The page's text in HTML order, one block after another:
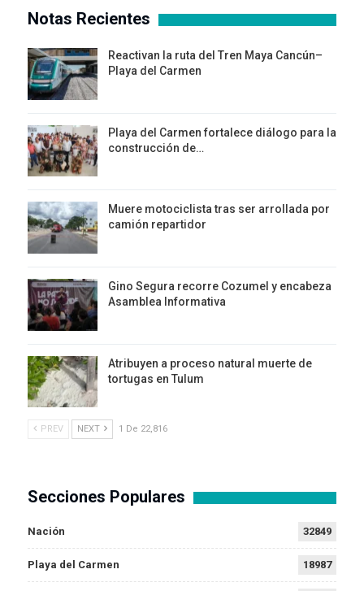
Notas Recientes
Reactivan la ruta del Tren Maya Cancún–
Playa del Carmen
Playa del Carmen fortalece diálogo para la
construcción de…
Muere motociclista tras ser arrollada por
camión repartidor
Gino Segura recorre Cozumel y encabeza
Asamblea Informativa
Atribuyen a proceso natural muerte de
tortugas en Tulum
PREV NEXT 1 De 22,816
Secciones Populares
Nación 32849
Playa del Carmen 18987